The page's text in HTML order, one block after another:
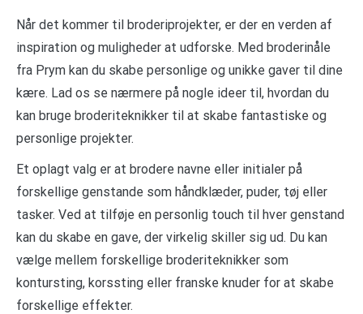
Når det kommer til broderiprojekter, er der en verden af
inspiration og muligheder at udforske. Med broderinåle
fra Prym kan du skabe personlige og unikke gaver til dine
kære. Lad os se nærmere på nogle ideer til, hvordan du
kan bruge broderiteknikker til at skabe fantastiske og
personlige projekter.
Et oplagt valg er at brodere navne eller initialer på
forskellige genstande som håndklæder, puder, tøj eller
tasker. Ved at tilføje en personlig touch til hver genstand
kan du skabe en gave, der virkelig skiller sig ud. Du kan
vælge mellem forskellige broderiteknikker som
kontursting, korssting eller franske knuder for at skabe
forskellige effekter.